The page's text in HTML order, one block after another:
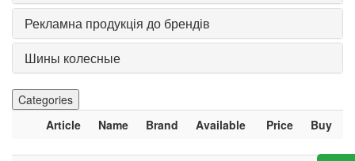
Рекламна продукція до брендів
Шины колесные
Categories
Article
Name Brand Available Price Buy